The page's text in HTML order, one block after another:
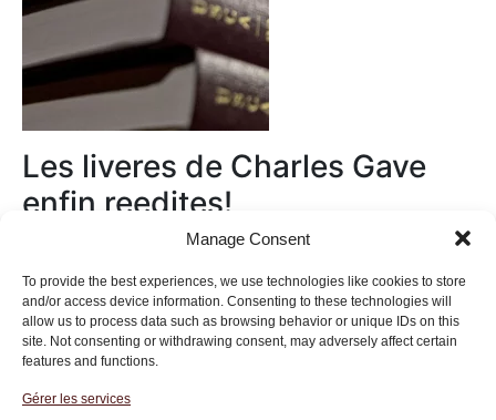
Manage Consent
To provide the best experiences, we use technologies like cookies to store
and/or access device information. Consenting to these technologies will
allow us to process data such as browsing behavior or unique IDs on this
site. Not consenting or withdrawing consent, may adversely affect certain
features and functions.
Gérer les services
Les liveres de Charles Gave
enfin reedites!